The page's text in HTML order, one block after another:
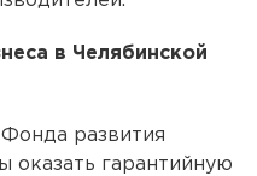
в Челябинской
развития
оказать гарантийную